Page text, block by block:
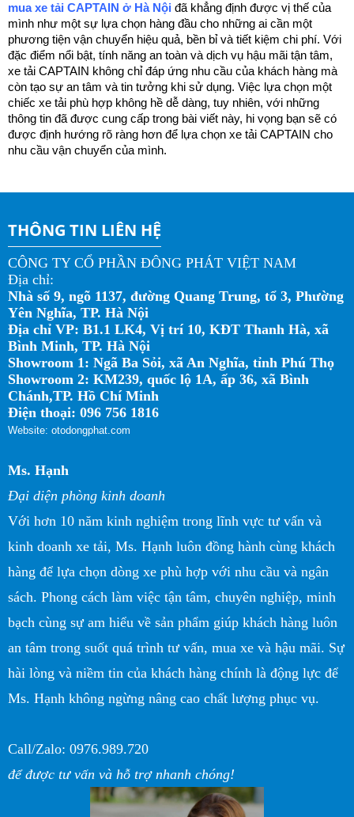
mua xe tải CAPTAIN ở Hà Nội đã khẳng định được vị thế của
mình như một sự lựa chọn hàng đầu cho những ai cần một
phương tiện vận chuyển hiệu quả, bền bỉ và tiết kiệm chi phí. Với
đặc điểm nổi bật, tính năng an toàn và dịch vụ hậu mãi tận tâm,
xe tải CAPTAIN không chỉ đáp ứng nhu cầu của khách hàng mà
còn tạo sự an tâm và tin tưởng khi sử dụng. Việc lựa chọn một
chiếc xe tải phù hợp không hề dễ dàng, tuy nhiên, với những
thông tin đã được cung cấp trong bài viết này, hi vọng bạn sẽ có
được định hướng rõ ràng hơn để lựa chọn xe tải CAPTAIN cho
nhu cầu vận chuyển của mình.
THÔNG TIN LIÊN HỆ
CÔNG TY CỔ PHẦN ĐÔNG PHÁT VIỆT NAM
Địa chỉ:
Nhà số 9, ngõ 1137, đường Quang Trung, tổ 3, Phường
Yên Nghĩa, TP. Hà Nội
Địa chỉ VP: B1.1 LK4, Vị trí 10, KĐT Thanh Hà, xã
Bình Minh, TP. Hà Nội
Showroom 1: Ngã Ba Sỏi, xã An Nghĩa, tỉnh Phú Thọ
Showroom 2: KM239, quốc lộ 1A, ấp 36, xã Bình
Chánh,TP. Hồ Chí Minh
Điện thoại: 096 756 1816
Website: otodongphat.com
Ms. Hạnh
Đại diện phòng kinh doanh
Với hơn 10 năm kinh nghiệm trong lĩnh vực tư vấn và
kinh doanh xe tải, Ms. Hạnh luôn đồng hành cùng khách
hàng để lựa chọn dòng xe phù hợp với nhu cầu và ngân
sách. Phong cách làm việc tận tâm, chuyên nghiệp, minh
bạch cùng sự am hiểu về sản phẩm giúp khách hàng luôn
an tâm trong suốt quá trình tư vấn, mua xe và hậu mãi. Sự
hài lòng và niềm tin của khách hàng chính là động lực để
Ms. Hạnh không ngừng nâng cao chất lượng phục vụ.
Call/Zalo: 0976.989.720
để được tư vấn và hỗ trợ nhanh chóng!